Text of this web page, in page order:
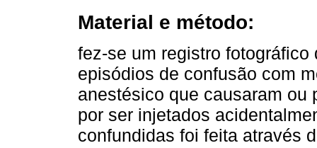
Material e método:
fez-se um registro
episódios de confusão com
anestésico que causaram ou
por ser injetados
confundidas foi feita através